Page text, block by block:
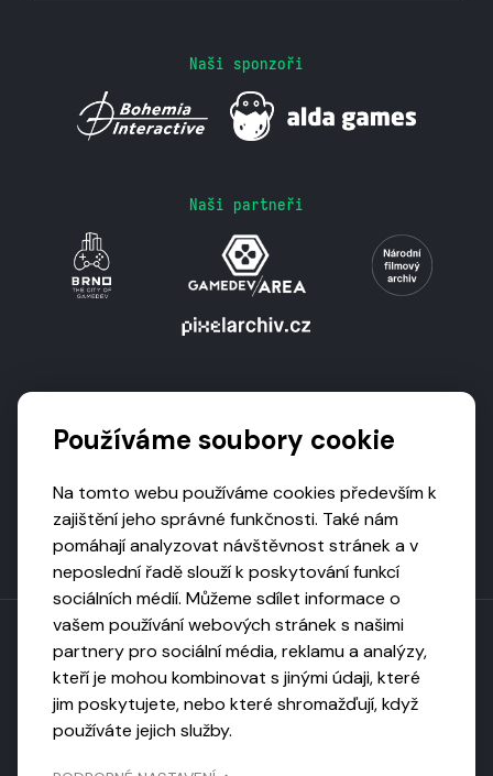
Naši sponzoři
Naši partneři
Toto dílo podléhá licenci CC BY-NC-ND
Uveďte původ, neužívejte komerčně, nezpracovávejte.
Používáme soubory cookie
Na tomto webu používáme cookies především k
zajištění jeho správné funkčnosti. Také nám
pomáhají analyzovat návštěvnost stránek a v
neposlední řadě slouží k poskytování funkcí
sociálních médií. Můžeme sdílet informace o
vašem používání webových stránek s našimi
partnery pro sociální média, reklamu a analýzy,
kteří je mohou kombinovat s jinými údaji, které
jim poskytujete, nebo které shromažďují, když
používáte jejich služby.